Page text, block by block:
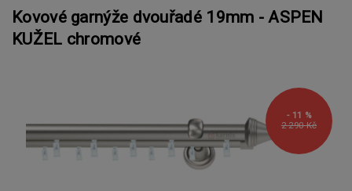
Kovové garnýže dvouřadé 19mm - ASPEN
KUŽEL chromové
2 290 Kč
- 11 %